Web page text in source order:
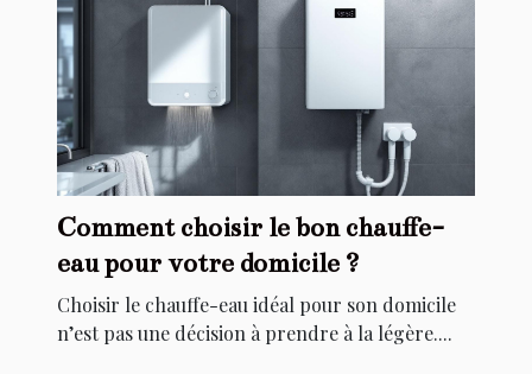
Comment choisir le bon chauffe-
eau pour votre domicile ?
Choisir le chauffe-eau idéal pour son domicile
n’est pas une décision à prendre à la légère....